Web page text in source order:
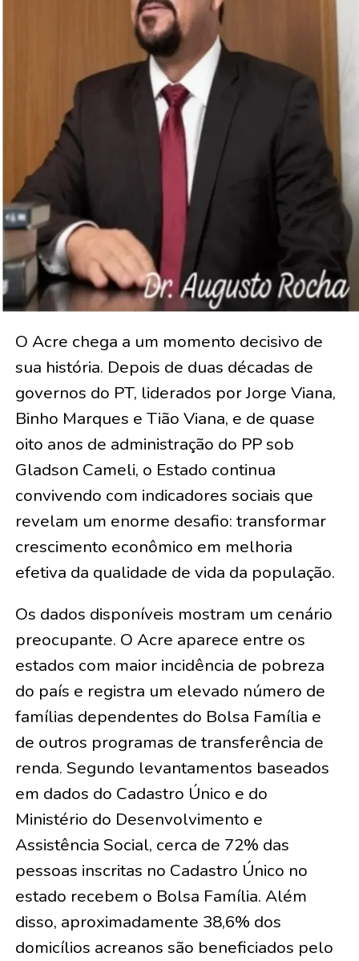
O Acre chega a um momento decisivo de
sua história. Depois de duas décadas de
governos do PT, liderados por Jorge Viana,
Binho Marques e Tião Viana, e de quase
oito anos de administração do PP sob
Gladson Cameli, o Estado continua
convivendo com indicadores sociais que
revelam um enorme desafio: transformar
crescimento econômico em melhoria
efetiva da qualidade de vida da população.
Os dados disponíveis mostram um cenário
preocupante. O Acre aparece entre os
estados com maior incidência de pobreza
do país e registra um elevado número de
famílias dependentes do Bolsa Família e
de outros programas de transferência de
renda. Segundo levantamentos baseados
em dados do Cadastro Único e do
Ministério do Desenvolvimento e
Assistência Social, cerca de 72% das
pessoas inscritas no Cadastro Único no
estado recebem o Bolsa Família. Além
disso, aproximadamente 38,6% dos
domicílios acreanos são beneficiados pelo